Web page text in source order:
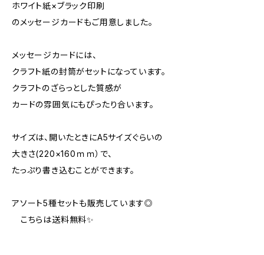
ホワイト紙×ブラック印刷
のメッセージカードもご用意しました。
メッセージカードには、
クラフト紙の封筒がセットになっています。
クラフトのざらっとした質感が
カードの雰囲気にもぴったり合います。
サイズは、開いたときにA5サイズぐらいの
大きさ(220×160ｍｍ）で、
たっぷり書き込むことができます。
アソート5種セットも販売しています◎
こちらは送料無料✨